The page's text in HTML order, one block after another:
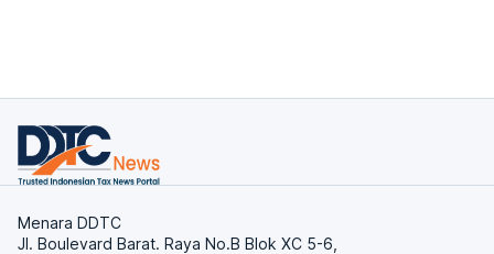
Menara DDTC
Jl. Boulevard Barat. Raya No.B Blok XC 5-6,